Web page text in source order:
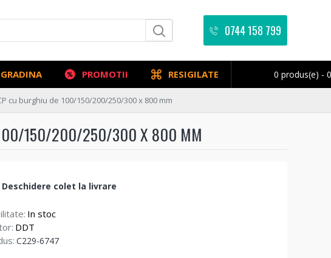
0744 158 799
PROMOTII RESIGILATE 0 produs(e) -
cu burghiu de 100/150/200/250/300 x 800 mm
100/150/200/250/300 X 800 MM
In stoc
DDT
C229-6747
colet la livrare